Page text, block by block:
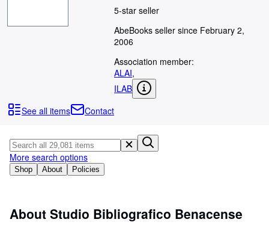
Rare Books
Start Selling
CLOSE
5-star seller
AbeBooks seller since February 2,
2006
Association member:
ALAI,
ILAB
See all items
Contact
Shop About Policies
More search options
About Studio Bibliografico Benacense